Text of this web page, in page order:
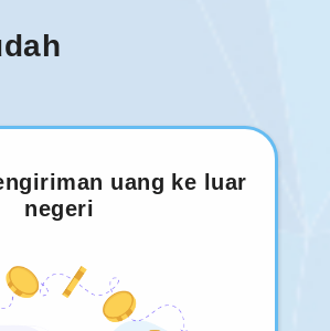
uang ke luar
negeri